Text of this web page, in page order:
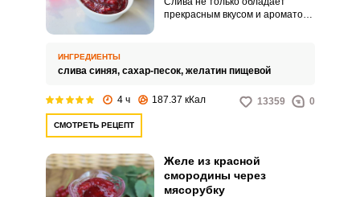
прекрасным вкусом и ароматом,
порадовать себя даже те, кто
следит за своей фигурой.
ИНГРЕДИЕНТЫ
слива синяя, сахар-песок, желатин пищевой
4 ч 187.37 кКал 13359 0
СМОТРЕТЬ РЕЦЕПТ
Желе из красной
смородины через
мясорубку